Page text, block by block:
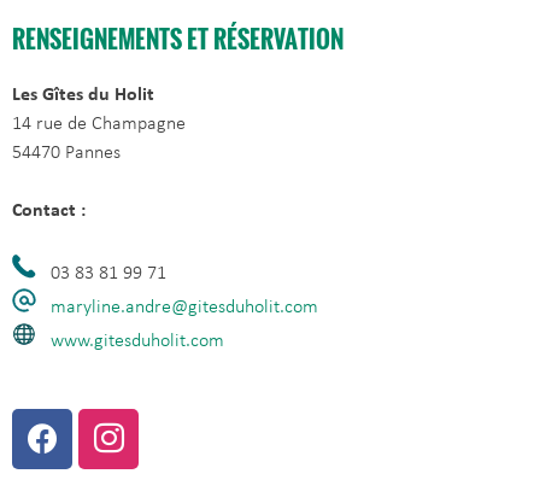
RENSEIGNEMENTS ET RÉSERVATION
Les Gîtes du Holit
14 rue de Champagne
54470 Pannes
Contact :
03 83 81 99 71
maryline.andre@gitesduholit.com
www.gitesduholit.com